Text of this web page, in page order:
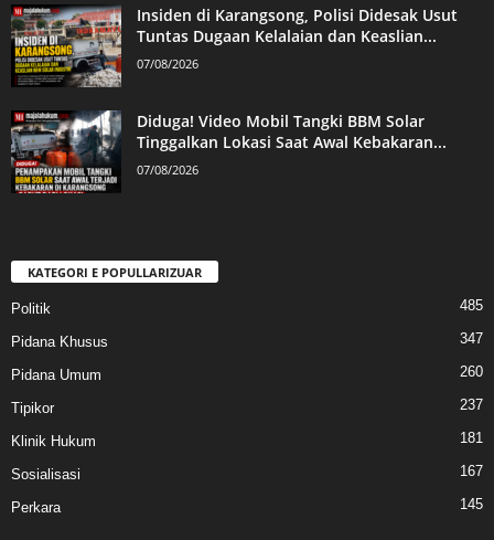
Insiden di Karangsong, Polisi Didesak Usut
Tuntas Dugaan Kelalaian dan Keaslian...
07/08/2026
Diduga! Video Mobil Tangki BBM Solar
Tinggalkan Lokasi Saat Awal Kebakaran...
07/08/2026
KATEGORI E POPULLARIZUAR
Politik 485
Pidana Khusus 347
Pidana Umum 260
Tipikor 237
Klinik Hukum 181
Sosialisasi 167
Perkara 145